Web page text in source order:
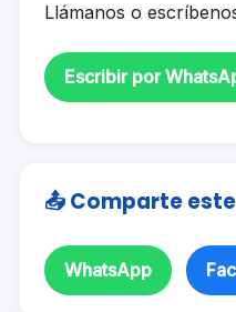
Llámanos o
Escribir por
📤 Comparte
WhatsApp